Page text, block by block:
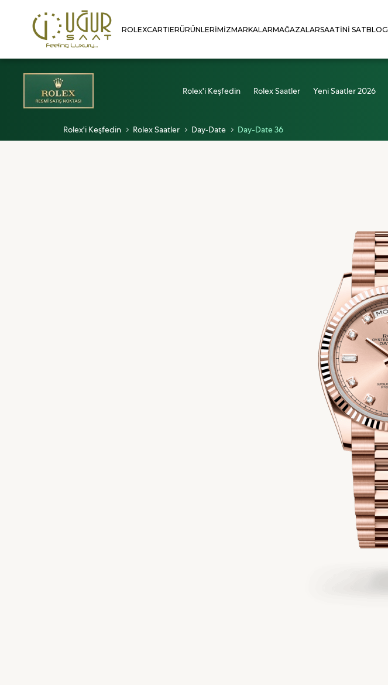
ROLEXCARTIERÜRÜNLERIMIZMARKALARMAĞAZALARSAATINI SATBLOG
Rolex'i Keşfedin Rolex Saatler Yeni Saatler 2026
Rolex'i Keşfedin Rolex Saatler Day‑Date Day-Date 36